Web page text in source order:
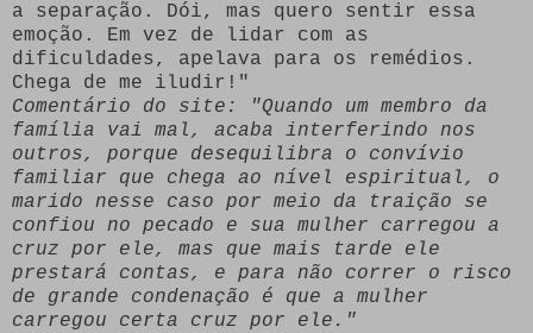
a separação. Dói, mas quero sentir essa
emoção. Em vez de lidar com as
dificuldades, apelava para os remédios.
Chega de me iludir!"
Comentário do site: "Quando um membro da
família vai mal, acaba interferindo nos
outros, porque desequilibra o convívio
familiar que chega ao nível espiritual, o
marido nesse caso por meio da traição se
confiou no pecado e sua mulher carregou a
cruz por ele, mas que mais tarde ele
prestará contas, e para não correr o risco
de grande condenação é que a mulher
carregou certa cruz por ele."